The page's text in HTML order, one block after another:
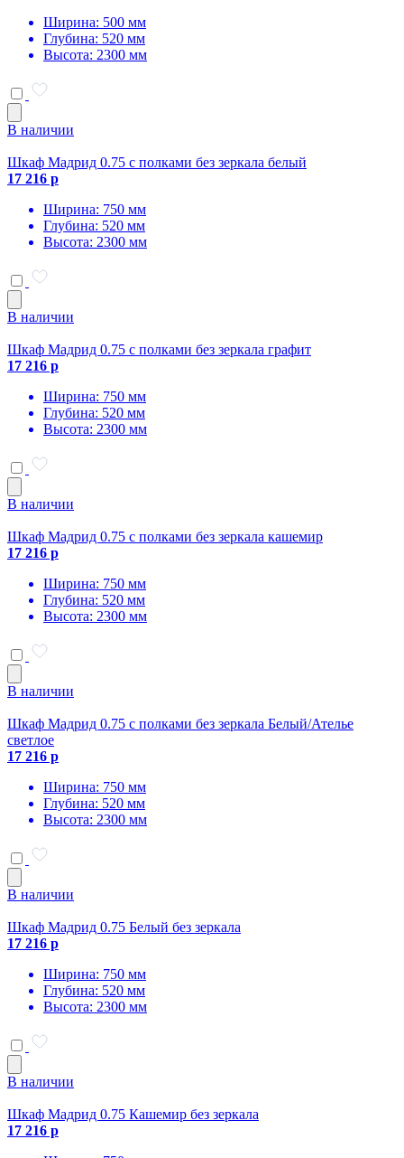
Ширина: 500 мм
Глубина: 520 мм
Высота: 2300 мм
В наличии
Шкаф Мадрид 0.75 с полками без зеркала белый
17 216 р
Ширина: 750 мм
Глубина: 520 мм
Высота: 2300 мм
В наличии
Шкаф Мадрид 0.75 с полками без зеркала графит
17 216 р
Ширина: 750 мм
Глубина: 520 мм
Высота: 2300 мм
В наличии
Шкаф Мадрид 0.75 с полками без зеркала кашемир
17 216 р
Ширина: 750 мм
Глубина: 520 мм
Высота: 2300 мм
В наличии
Шкаф Мадрид 0.75 с полками без зеркала Белый/Ателье
светлое
17 216 р
Ширина: 750 мм
Глубина: 520 мм
Высота: 2300 мм
В наличии
Шкаф Мадрид 0.75 Белый без зеркала
17 216 р
Ширина: 750 мм
Глубина: 520 мм
Высота: 2300 мм
В наличии
Шкаф Мадрид 0.75 Кашемир без зеркала
17 216 р